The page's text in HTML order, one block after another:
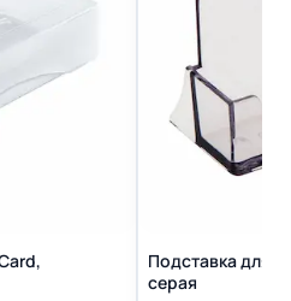
Подставка для
серая